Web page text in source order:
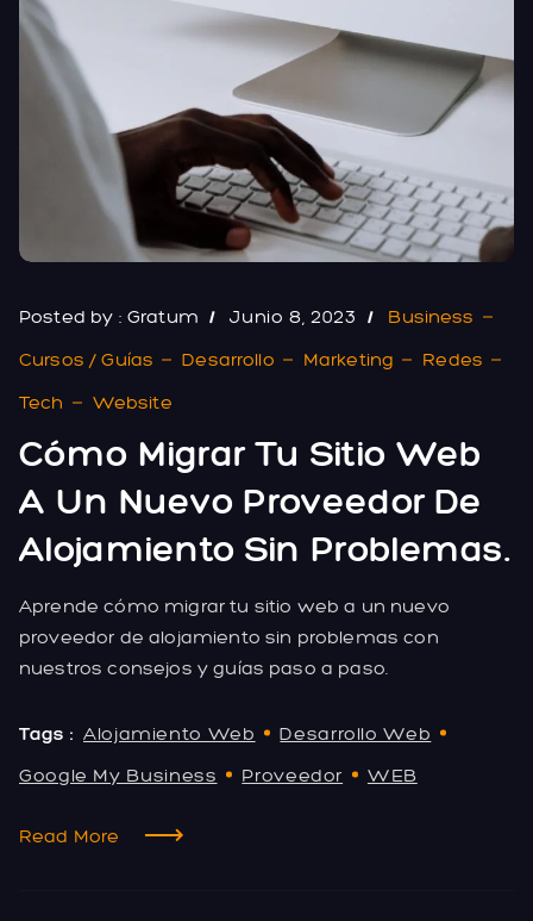
Posted by : Gratum Junio 8, 2023
Business
Cursos / Guías
Desarrollo Marketing
Redes
Tech
Website
Cómo Migrar Tu Sitio Web
A Un Nuevo Proveedor De
Alojamiento Sin Problemas.
Aprende cómo migrar tu sitio web a un nuevo
proveedor de alojamiento sin problemas con
nuestros consejos y guías paso a paso.
Tags : Alojamiento Web
Desarrollo Web
Google My Business
Proveedor WEB
Read More